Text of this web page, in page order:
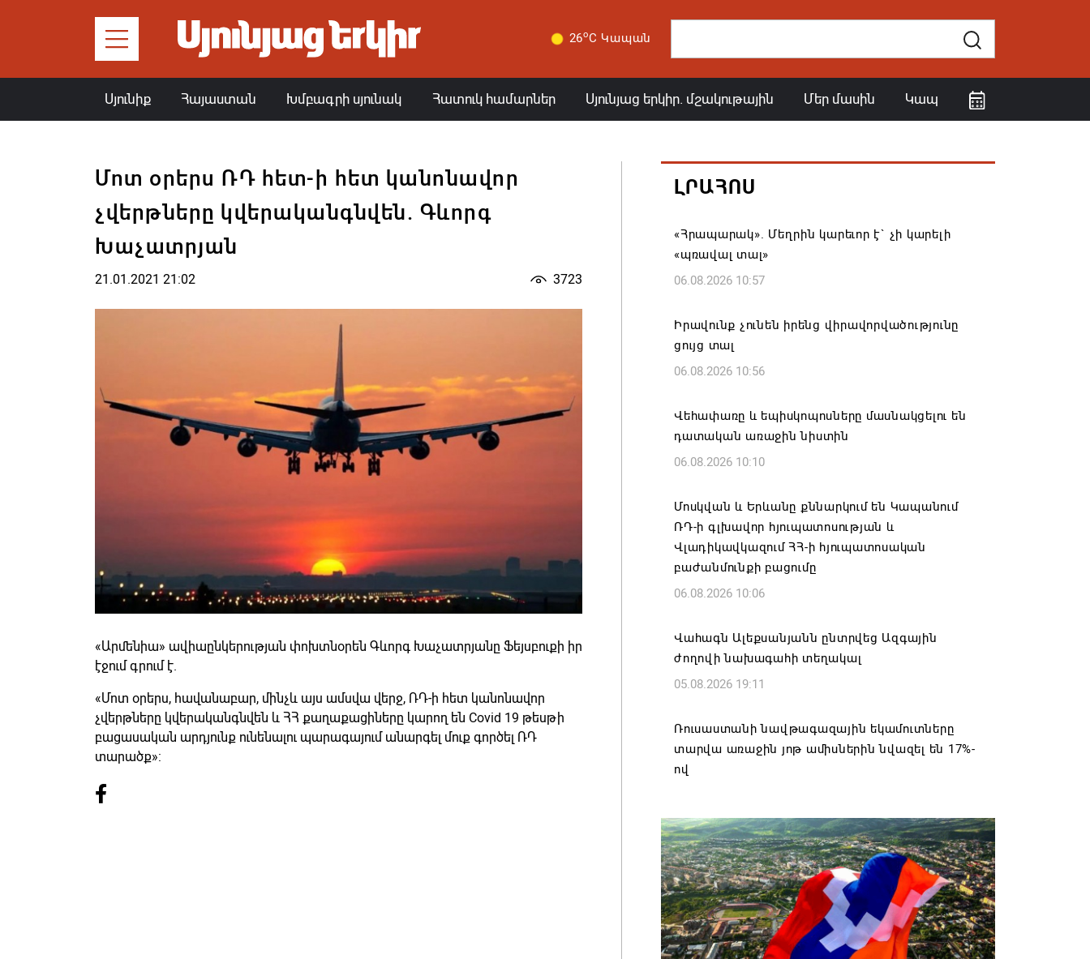
26oC Կապան
Սյունիք Հայաստան Խմբագրի սյունակ Հատուկ համարներ Սյունյաց երկիր. մշակութային Մեր մասին Կապ
Մոտ օրերս ՌԴ հետ-ի հետ կանոնավոր
չվերթները կվերականգնվեն. Գևորգ
Խաչատրյան
21.01.2021 21:02 3723
«Արմենիա» ավիաընկերության փոխտնօրեն Գևորգ Խաչատրյանը Ֆեյսբուքի իր
էջում գրում է.
«Մոտ օրերս, հավանաբար, մինչև այս ամսվա վերջ, ՌԴ-ի հետ կանոնավոր
չվերթները կվերականգնվեն և ՀՀ քաղաքացիները կարող են Covid 19 թեսթի
բացասական արդյունք ունենալու պարագայում անարգել մուք գործել ՌԴ
տարածք»:
ԼՐԱՀՈՍ
«Հրապարակ». Մեղրին կարեւոր է` չի կարելի
«պռավալ տալ»
06.08.2026 10:57
Իրավունք չունեն իրենց վիրավորվածությունը
ցույց տալ
06.08.2026 10:56
Վեհափառը և եպիսկոպոսները մասնակցելու են
դատական առաջին նիստին
06.08.2026 10:10
Մոսկվան և Երևանը քննարկում են Կապանում
ՌԴ-ի գլխավոր հյուպատոսության և
Վլադիկավկազում ՀՀ-ի հյուպատոսական
բաժանմունքի բացումը
06.08.2026 10:06
Վահագն Ալեքսանյանն ընտրվեց Ազգային
ժողովի նախագահի տեղակալ
05.08.2026 19:11
Ռուսաստանի նավթագազային եկամուտները
տարվա առաջին յոթ ամիսներին նվազել են 17%-
ով
Բաքուն ողջունել է Փաշինյանի «իրական
Հայաստան» հայեցակարգը
05.08.2026 16:36
Ձերբակալվել է Գագիկ Ծառուկյանի «Մուլտի
գրուպի» տնօրեն Սեդրակ Առուստամյանը. ՔԿ